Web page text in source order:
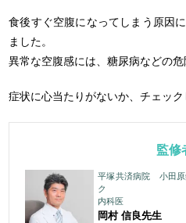
食後すぐ空腹になってしまう原因
ました。
異常な空腹感には、糖尿病などの危
症状に心当たりがないか、チェック
監修
平塚共済病院 小田
ク
内科医
岡村 信良先生